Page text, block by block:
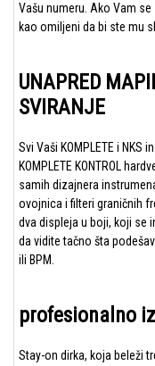
Vašu numeru. Ako Vam
kao omiljeni da bi ste mu
UNAPRED
SVIRANJE
Svi Vaši KOMPLETE i
KOMPLETE KONTROL
samih dizajnera
ovojnica i filteri graničnih
dva displeja u boji, koji se
da vidite tačno šta
ili BPM.
profesionalno
Stay-on dirka, koja beleži